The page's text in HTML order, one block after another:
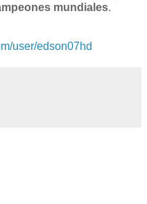
mundiales.
user/edson07hd